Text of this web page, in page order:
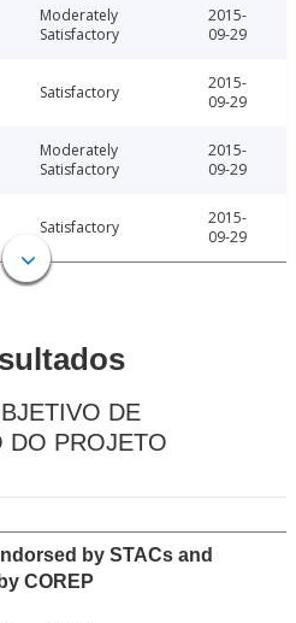
Moderately
Satisfactory
2015-
09-29
Satisfactory
2015-
09-29
Moderately
Satisfactory
2015-
09-29
Satisfactory
2015-
09-29
DE
DO PROJETO
by STACs and
COREP